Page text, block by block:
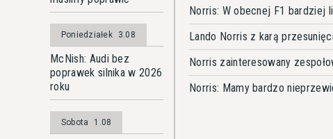
Poniedziałek 3.08
McNish: Audi bez
poprawek silnika w 2026
roku
Sobota 1.08
Norris: W obecnej F1 bardziej
Lando Norris z karą
Norris zainteresowany
Norris: Mamy bardzo